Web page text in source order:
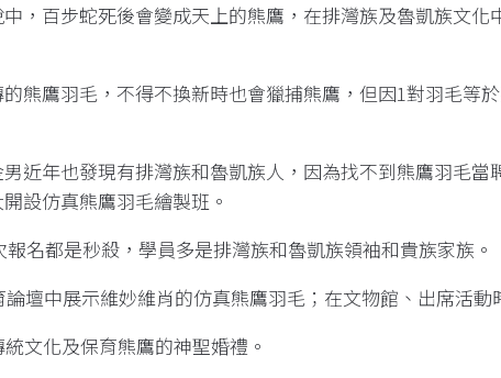
，百步蛇死後會變成天上的熊鷹，在排灣族及魯凱族文
熊鷹羽毛，不得不換新時也會獵捕熊鷹，但因1對羽毛等
近年也發現有排灣族和魯凱族人，因為找不到熊鷹羽毛
設仿真熊鷹羽毛繪製班。
名都是秒殺，學員多是排灣族和魯凱族領袖和貴族家族。
壇中展示維妙維肖的仿真熊鷹羽毛；在文物館、出席活動
文化及保育熊鷹的神聖婚禮。